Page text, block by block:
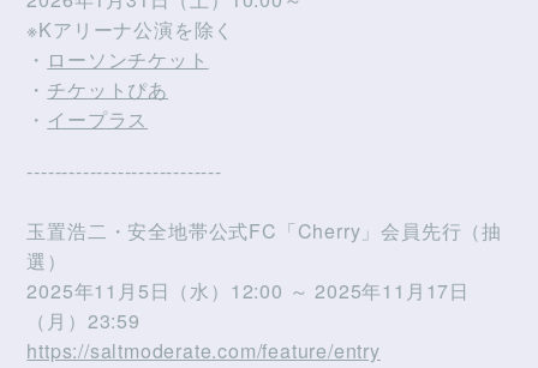
※Kアリーナ公演を除く
・ ローソンチケット
・ チケットぴあ
・ イープラス
----------------------------
玉置浩二・安全地帯公式FC「Cherry」会員先行（抽
選）
2025年11月5日（水）12:00 ～ 2025年11月17日
（月）23:59
https://saltmoderate.com/feature/entry